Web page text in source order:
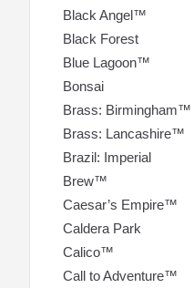
Black Angel™
Black Forest
Blue Lagoon™
Bonsai
Brass: Birmingham™
Brass: Lancashire™
Brazil: Imperial
Brew™
Caesar’s Empire™
Caldera Park
Calico™
Call to Adventure™